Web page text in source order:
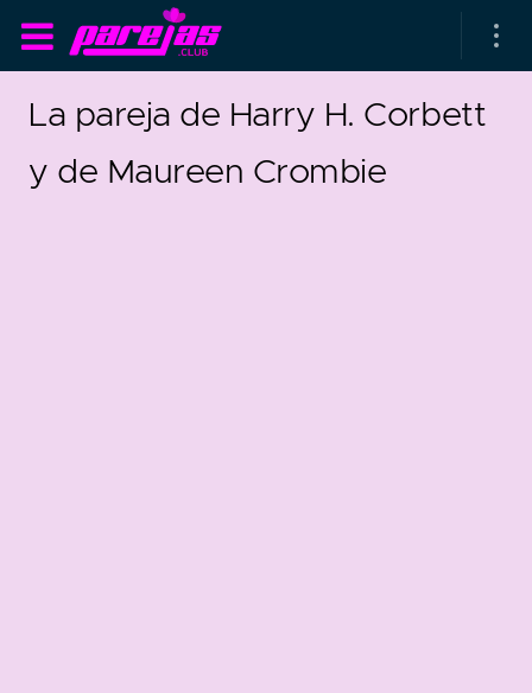
La pareja de Harry H. Corbett
y de Maureen Crombie